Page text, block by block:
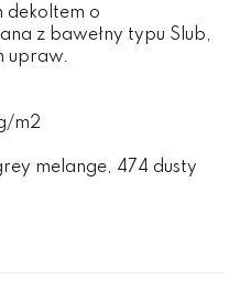
dekoltem o
z bawełny typu Slub,
upraw.
m2
melange, 474 dusty